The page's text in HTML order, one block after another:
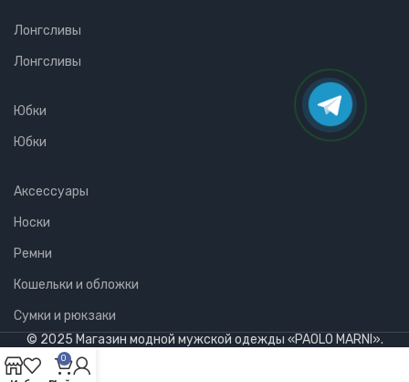
Лонгсливы
Лонгсливы
Юбки
Юбки
Аксессуары
Носки
Ремни
Кошельки и обложки
Сумки и рюкзаки
© 2025 Магазин модной мужской одежды «PAOLO MARNI».
0